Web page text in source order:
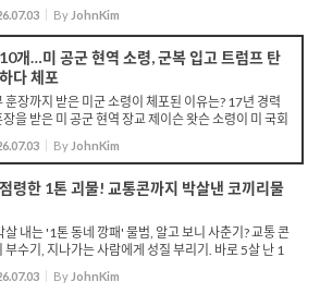
By JohnKim
개…미 공군 현역 소령, 군복 입고 트럼프 탄
다 체포
훈장까지 받은 미군 소령이 체포된 이유는? 17년 경력
을 받은 미 공군 현역 장교 제이슨 왓슨 소령이 미 국회
단에서 군복을 입은 채 도널드 트럼프 대통령의 탄핵을
위를 벌이다 경찰에 체포됐습니다. 당초 알 그린 ...
By JohnKim
령한 1톤 괴물! 교통콘까지 박살낸 코끼리물
살 내는 '1톤 동네 깡패' 물범, 알고 보니 사춘기? 교통 콘
부수기, 지나가는 사람에게 성질 부리기. 바로 5살 난 1
거대한 코끼리물범 '닐'의 일과이자 호주 태즈메이니아
다. 전문가들은 닐이 다시 ...
By JohnKim